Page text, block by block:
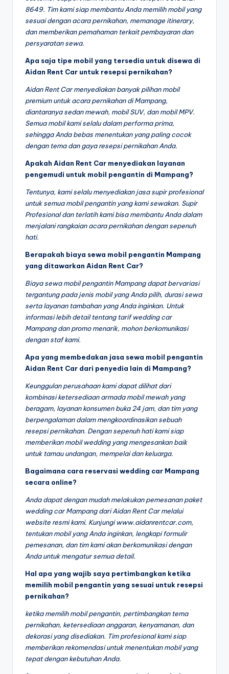
8649. Tim kami siap membantu Anda memilih mobil yang
sesuai dengan acara pernikahan, memanage itinerary,
dan memberikan pemahaman terkait pembayaran dan
persyaratan sewa.
Apa saja tipe mobil yang tersedia untuk disewa di
Aidan Rent Car untuk resepsi pernikahan?
Aidan Rent Car menyediakan banyak pilihan mobil
premium untuk acara pernikahan di Mampang,
diantaranya sedan mewah, mobil SUV, dan mobil MPV.
Semua mobil kami selalu dalam performa prima,
sehingga Anda bebas menentukan yang paling cocok
dengan tema dan gaya resepsi pernikahan Anda.
Apakah Aidan Rent Car menyediakan layanan
pengemudi untuk mobil pengantin di Mampang?
Tentunya, kami selalu menyediakan jasa supir profesional
untuk semua mobil pengantin yang kami sewakan. Supir
Profesional dan terlatih kami bisa membantu Anda dalam
menjalani rangkaian acara pernikahan dengan sepenuh
hati.
Berapakah biaya sewa mobil pengantin Mampang
yang ditawarkan Aidan Rent Car?
Biaya sewa mobil pengantin Mampang dapat bervariasi
tergantung pada jenis mobil yang Anda pilih, durasi sewa
serta layanan tambahan yang Anda inginkan. Untuk
informasi lebih detail tentang tarif wedding car
Mampang dan promo menarik, mohon berkomunikasi
dengan staf kami.
Apa yang membedakan jasa sewa mobil pengantin
Aidan Rent Car dari penyedia lain di Mampang?
Keunggulan perusahaan kami dapat dilihat dari
kombinasi ketersediaan armada mobil mewah yang
beragam, layanan konsumen buka 24 jam, dan tim yang
berpengalaman dalam mengkoordinasikan sebuah
resepsi pernikahan. Dengan sepenuh hati kami siap
memberikan mobil wedding yang mengesankan baik
untuk tamau undangan, mempelai dan keluarga.
Bagaimana cara reservasi wedding car Mampang
secara online?
Anda dapat dengan mudah melakukan pemesanan paket
wedding car Mampang dari Aidan Rent Car melalui
website resmi kami. Kunjungi www.aidanrentcar.com,
tentukan mobil yang Anda inginkan, lengkapi formulir
pemesanan, dan tim kami akan berkomunikasi dengan
Anda untuk mengatur semua detail.
Hal apa yang wajib saya pertimbangkan ketika
memilih mobil pengantin yang sesuai untuk resepsi
pernikahan?
ketika memilih mobil pengantin, pertimbangkan tema
pernikahan, ketersediaan anggaran, kenyamanan, dan
dekorasi yang disediakan. Tim profesional kami siap
memberikan rekomendasi untuk menentukan mobil yang
tepat dengan kebutuhan Anda.